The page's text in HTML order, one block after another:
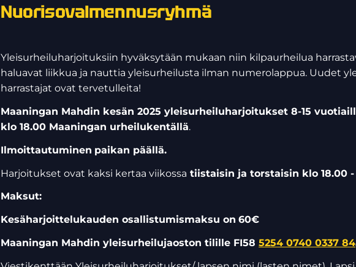
Nuorisovalmennusryhmä
Yleisurheiluharjoituksiin hyväksytään mukaan niin kilpaurheilua
haluavat liikkua ja nauttia yleisurheilusta ilman numerolappua. Uudet
harrastajat ovat tervetulleita!
Maaningan Mahdin kesän 2025 yleisurheiluharjoitukset 8-15
klo 18.00 Maaningan urheilukentällä.
Ilmoittautuminen paikan päällä.
Harjoitukset ovat kaksi kertaa viikossa tiistaisin ja torstaisin klo 18.00 -
Maksut:
Kesäharjoittelukauden osallistumismaksu on 60€
Maaningan Mahdin yleisurheilujaostontilille FI585254 0740 0337 84